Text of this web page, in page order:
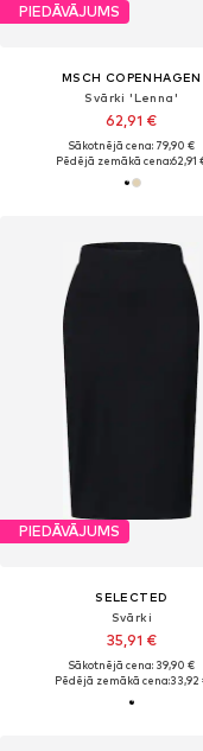
PIEDĀVĀJUMS
MSCH COPENHAGEN
Svārki 'Lenna'
62,91 €
Sākotnējā cena: 79,90 €
Pēdējā zemākā cena:62,91
PIEDĀVĀJUMS
SELECTED
Svārki
35,91 €
Sākotnējā cena: 39,90 €
Pēdējā zemākā cena:33,92